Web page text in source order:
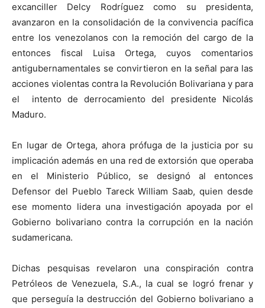
excanciller Delcy Rodríguez como su presidenta,
avanzaron en la consolidación de la convivencia pacífica
entre los venezolanos con la remoción del cargo de la
entonces fiscal Luisa Ortega, cuyos comentarios
antigubernamentales se convirtieron en la señal para las
acciones violentas contra la Revolución Bolivariana y para
el intento de derrocamiento del presidente Nicolás
Maduro.
En lugar de Ortega, ahora prófuga de la justicia por su
implicación además en una red de extorsión que operaba
en el Ministerio Público, se designó al entonces
Defensor del Pueblo Tareck William Saab, quien desde
ese momento lidera una investigación apoyada por el
Gobierno bolivariano contra la corrupción en la nación
sudamericana.
Dichas pesquisas revelaron una conspiración contra
Petróleos de Venezuela, S.A., la cual se logró frenar y
que perseguía la destrucción del Gobierno bolivariano a